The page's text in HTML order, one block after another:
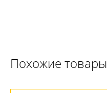
Похожие товары